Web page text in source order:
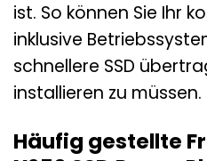
ist. So können Sie Ihr
inklusive
schnellere SSD
installieren zu müssen.
Häufig gestellte